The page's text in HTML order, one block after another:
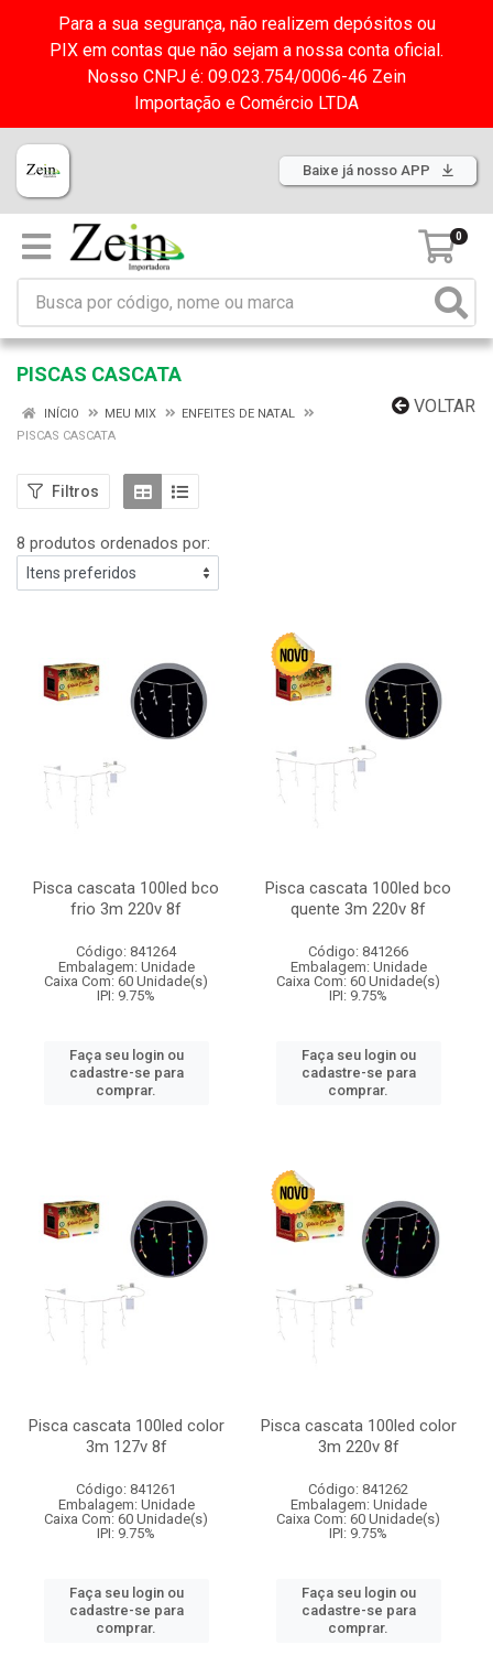
Para a sua segurança, não realizem depósitos ou
PIX em contas que não sejam a nossa conta oficial.
Nosso CNPJ é: 09.023.754/0006-46 Zein
Importação e Comércio LTDA
Baixe já nosso APP
0
PISCAS CASCATA
VOLTAR
INÍCIO MEU MIX
ENFEITES DE NATAL
PISCAS CASCATA
Filtros
8 produtos ordenados por:
Pisca cascata 100led bco
frio 3m 220v 8f
Código: 841264
Embalagem: Unidade
Caixa Com: 60 Unidade(s)
IPI: 9.75%
Faça seu login ou
cadastre-se para
comprar.
Pisca cascata 100led bco
quente 3m 220v 8f
Código: 841266
Embalagem: Unidade
Caixa Com: 60 Unidade(s)
IPI: 9.75%
Faça seu login ou
cadastre-se para
comprar.
Pisca cascata 100led color
3m 127v 8f
Código: 841261
Embalagem: Unidade
Caixa Com: 60 Unidade(s)
IPI: 9.75%
Faça seu login ou
cadastre-se para
comprar.
Pisca cascata 100led color
3m 220v 8f
Código: 841262
Embalagem: Unidade
Caixa Com: 60 Unidade(s)
IPI: 9.75%
Faça seu login ou
cadastre-se para
comprar.